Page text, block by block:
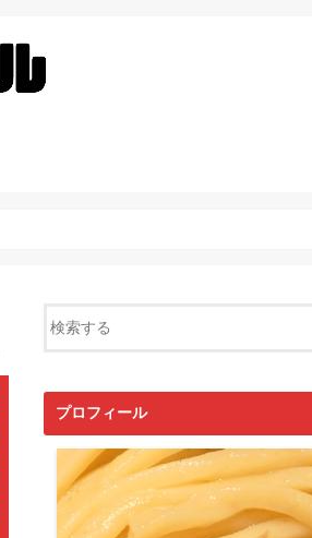
プロフィール